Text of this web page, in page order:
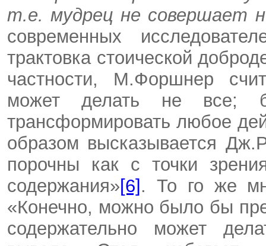
т.е. мудрец не совершает
современных
трактовка стоической
частности, М.Форшнер
может делать не все;
трансформировать любое
образом высказывается
порочны как с точки
содержания»[6] . То го же
«Конечно, можно было бы
содержательно может